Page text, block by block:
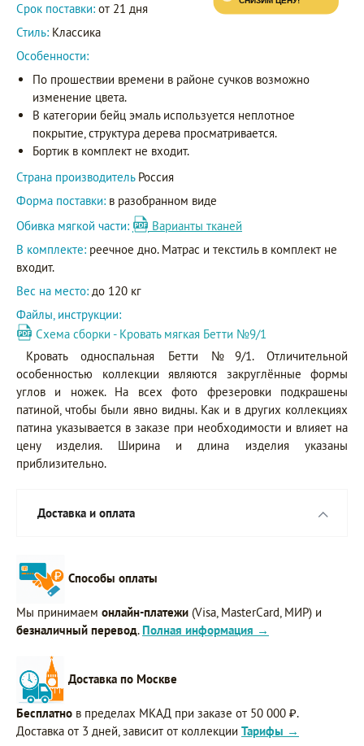
Срок поставки: от 21 дня
Стиль: Классика
Особенности:
По прошествии времени в районе сучков возможно
изменение цвета.
В категории бейц эмаль используется неплотное
покрытие, структура дерева просматривается.
Бортик в комплект не входит.
Страна производитель Россия
Форма поставки: в разобранном виде
Обивка мягкой части:
Варианты тканей
В комплекте: реечное дно. Матрас и текстиль в комплект не
входит.
Вес на место: до 120 кг
Файлы, инструкции:
Схема сборки - Кровать мягкая Бетти №9/1
Кровать односпальная Бетти №9/1. Отличительной
особенностью коллекции являются закруглённые формы
углов и ножек. На всех фото фрезеровки подкрашены
патиной, чтобы были явно видны. Как и в других коллекциях
патина указывается в заказе при необходимости и влияет на
цену изделия. Ширина и длина изделия указаны
приблизительно.
Доставка и оплата
Способы оплаты
Мы принимаем онлайн-платежи (Visa, MasterCard, МИР) и
безналичный перевод. Полная информация →
Доставка по Москве
Бесплатно в пределах МКАД при заказе от 50 000 ₽.
Доставка от 3 дней, зависит от коллекции Тарифы →